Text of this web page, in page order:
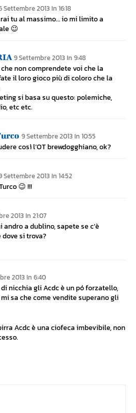
Settembre 2013 In 16:18
tu al massimo… io mi limito a
😉
9 Settembre 2013 In 9:48
non comprendete voi che la
il loro gioco più di coloro che la
si basa su questo: polemiche,
etc etc.
9 Settembre 2013 In 10:55
così l’OT brewdogghiano, ok?
Settembre 2013 In 14:52
😉 !!!
2013 In 21:07
a dublino, sapete se c’è
si trova?
2013 In 6:40
nicchia gli Acdc è un pó forzatello,
sa che come vendite superano gli
Acdc è una ciofeca imbevibile, non